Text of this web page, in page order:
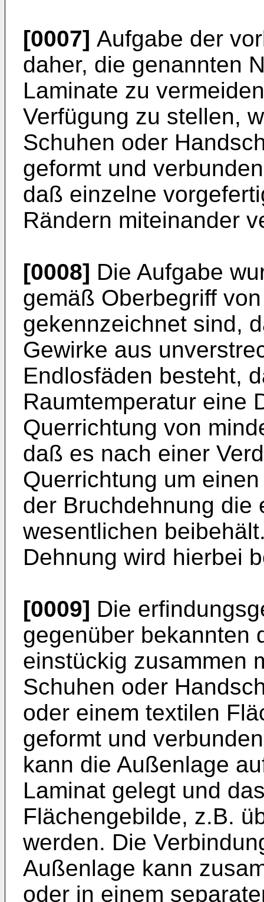
[0007] Aufgabe der
daher, die genannten
Laminate zu
Verfügung zu stellen,
Schuhen oder
geformt und
daß einzelne
Rändern miteinander
[0008] Die Aufgabe
gemäß Oberbegriff
gekennzeichnet sind,
Gewirke aus
Endlosfäden besteht,
Raumtemperatur eine
Querrichtung von
daß es nach einer
Querrichtung um
der Bruchdehnung die
wesentlichen
Dehnung wird hierbei
[0009] Die
gegenüber bekannten
einstückig zusammen
Schuhen oder
oder einem textilen
geformt und
kann die Außenlage
Laminat gelegt und
Flächengebilde, z.B.
werden. Die
Außenlage kann
oder in einem